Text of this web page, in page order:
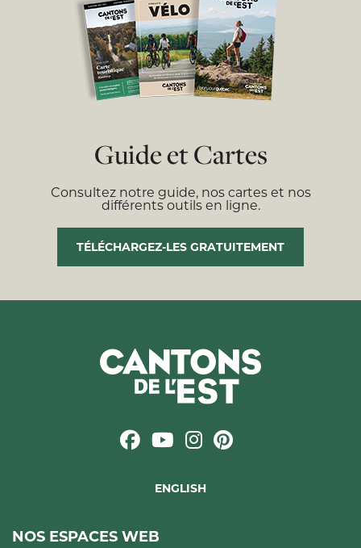
Guide et Cartes
Consultez notre guide, nos cartes et nos
différents outils en ligne.
TÉLÉCHARGEZ-LES GRATUITEMENT
ENGLISH
NOS ESPACES WEB